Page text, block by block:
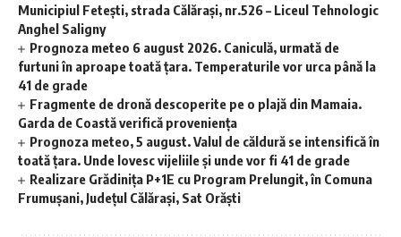
Municipiul Fetești, strada Călărași, nr.526 – Liceul Tehnologic
Anghel Saligny
Prognoza meteo 6 august 2026. Caniculă, urmată de
furtuni în aproape toată țara. Temperaturile vor urca până la
41 de grade
Fragmente de dronă descoperite pe o plajă din Mamaia.
Garda de Coastă verifică proveniența
Prognoza meteo, 5 august. Valul de căldură se intensifică în
toată țara. Unde lovesc vijeliile și unde vor fi 41 de grade
Realizare Grădinița P+1E cu Program Prelungit, în Comuna
Frumușani, Județul Călărași, Sat Orăști